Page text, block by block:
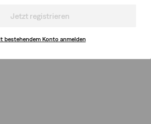
Jetzt registrieren
bestehendem Konto anmelden